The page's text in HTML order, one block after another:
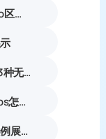
Banana基础版和Banana pro区别对比丨具体案例应用+使用教程
PS怎么修改图片上的文字？3种无痕改字方法，新手也能搞定
PS放大缩小快捷键是什么？ps怎么把图片拉大拉小？
AI高级溶图 | 模特佩戴项链案例展示